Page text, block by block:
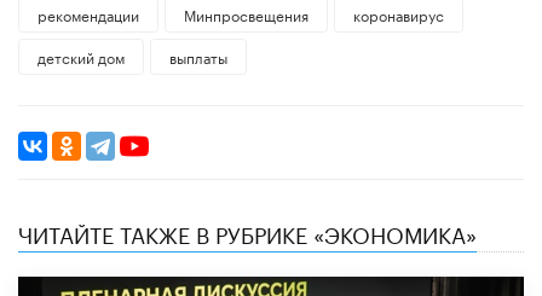
рекомендации
Минпросвещения
коронавирус
детский дом
выплаты
ЧИТАЙТЕ ТАКЖЕ В РУБРИКЕ «ЭКОНОМИКА»